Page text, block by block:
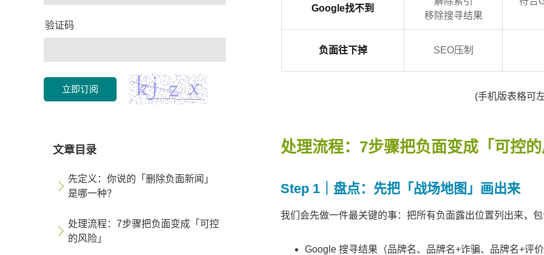
Google找不到
移除搜寻结果
负面往下掉 SEO压制
(手机版表格可
处理流程：7步骤把负面变成「可控的
Step 1｜盘点：先把「战场地图」画出来
我们会先做一件最关键的事：把所有负面露出位置列出来，包
Google 搜寻结果（品牌名、品牌名+诈骗、品牌名+评
验证码
立即订阅
文章目录
先定义：你说的「删除负面新闻」
是哪一种？
处理流程：7步骤把负面变成「可控
的风险」